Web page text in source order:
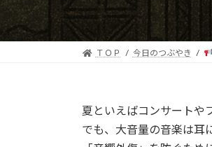
ＴＯＰ 今日のつぶやき
夏といえばコンサートや
でも、大音量の音楽は耳